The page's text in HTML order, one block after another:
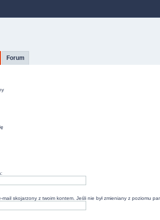
Forum
mail skojarzony z twoim kontem. Jeśli nie był zmieniany z poziomu